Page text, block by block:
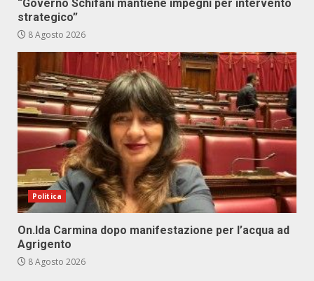
“Governo Schifani mantiene impegni per intervento
strategico”
8 Agosto 2026
Politica
On.Ida Carmina dopo manifestazione per l’acqua ad
Agrigento
8 Agosto 2026